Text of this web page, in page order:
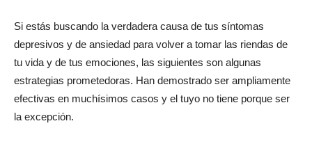
Si estás buscando la verdadera causa de tus síntomas
depresivos y de ansiedad para volver a tomar las riendas de
tu vida y de tus emociones, las siguientes son algunas
estrategias prometedoras. Han demostrado ser ampliamente
efectivas en muchísimos casos y el tuyo no tiene porque ser
la excepción.